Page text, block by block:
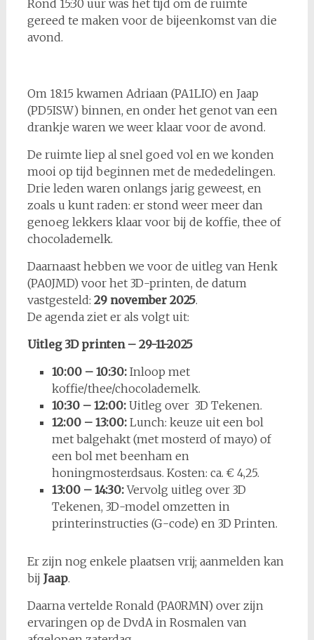
Rond 15:30 uur was het tijd om de ruimte
gereed te maken voor de bijeenkomst van die
avond.
Om 18:15 kwamen Adriaan (PA1LIO) en Jaap
(PD5ISW) binnen, en onder het genot van een
drankje waren we weer klaar voor de avond.
De ruimte liep al snel goed vol en we konden
mooi op tijd beginnen met de mededelingen.
Drie leden waren onlangs jarig geweest, en
zoals u kunt raden: er stond weer meer dan
genoeg lekkers klaar voor bij de koffie, thee of
chocolademelk.
Daarnaast hebben we voor de uitleg van Henk
(PA0JMD) voor het 3D-printen, de datum
vastgesteld: 29 november 2025.
De agenda ziet er als volgt uit:
Uitleg 3D printen – 29-11-2025
10:00 – 10:30:Inloop met
koffie/thee/chocolademelk.
10:30 – 12:00:Uitleg over 3D Tekenen.
12:00 – 13:00:Lunch: keuze uit een bol
met balgehakt (met mosterd of mayo) of
een bol met beenham en
honingmosterdsaus. Kosten: ca. € 4,25.
13:00 – 14:30:Vervolg uitleg over 3D
Tekenen, 3D-model omzetten in
printerinstructies (G-code) en 3D Printen.
Er zijn nog enkele plaatsen vrij; aanmelden kan
bij Jaap.
Daarna vertelde Ronald (PA0RMN) over zijn
ervaringen op de DvdA in Rosmalen van